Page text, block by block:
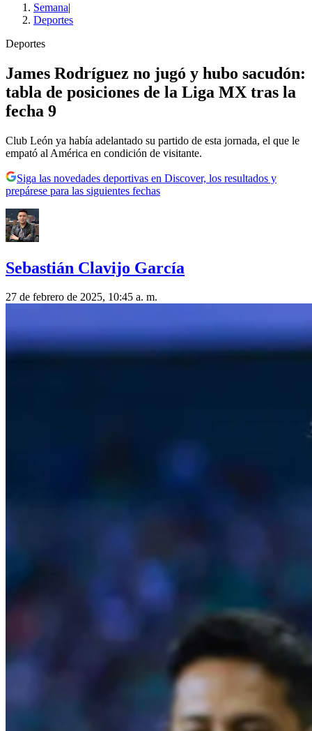
Semana|
Deportes
Deportes
James Rodríguez no jugó y hubo sacudón:
tabla de posiciones de la Liga MX tras la
fecha 9
Club León ya había adelantado su partido de esta jornada, el que le
empató al América en condición de visitante.
Siga las novedades deportivas en Discover, los resultados y
prepárese para las siguientes fechas
Sebastián Clavijo García
27 de febrero de 2025, 10:45 a. m.